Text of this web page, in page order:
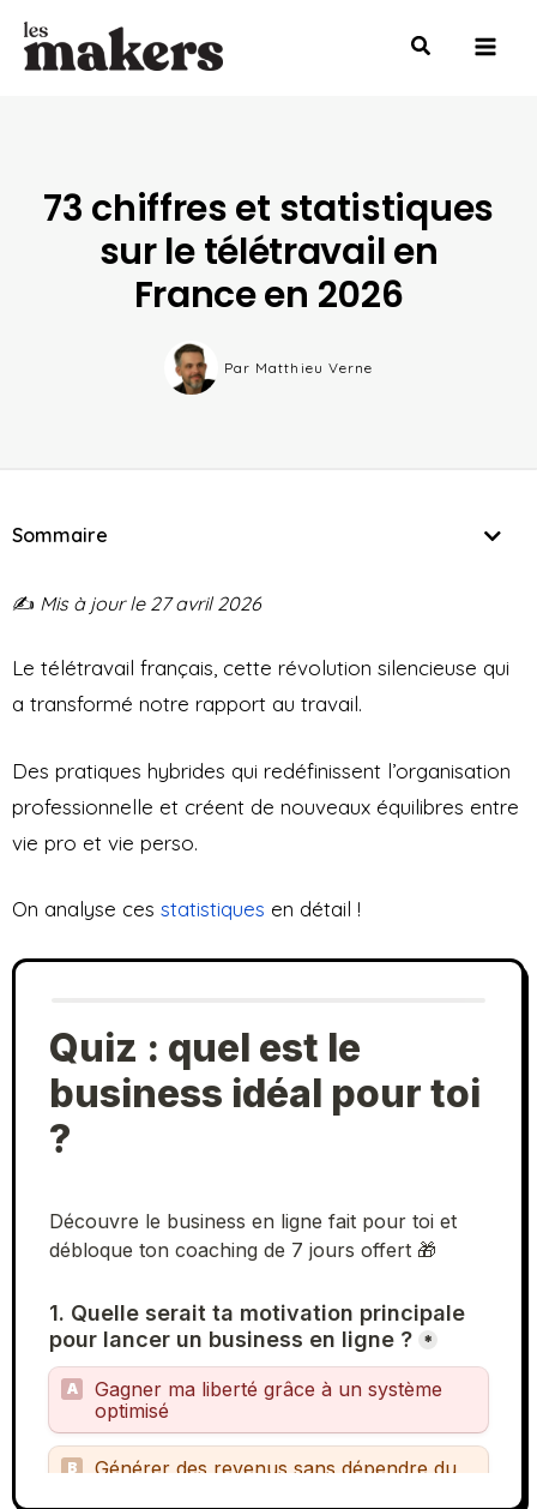
Aller
73 chiffres et statistiques
sur le télétravail en
France en 2026
Par Matthieu Verne
Sommaire
✍️ Mis à jour le 27 avril 2026
Le télétravail français, cette révolution silencieuse qui
a transformé notre rapport au travail.
Des pratiques hybrides qui redéfinissent l’organisation
professionnelle et créent de nouveaux équilibres entre
vie pro et vie perso.
On analyse ces statistiques en détail !